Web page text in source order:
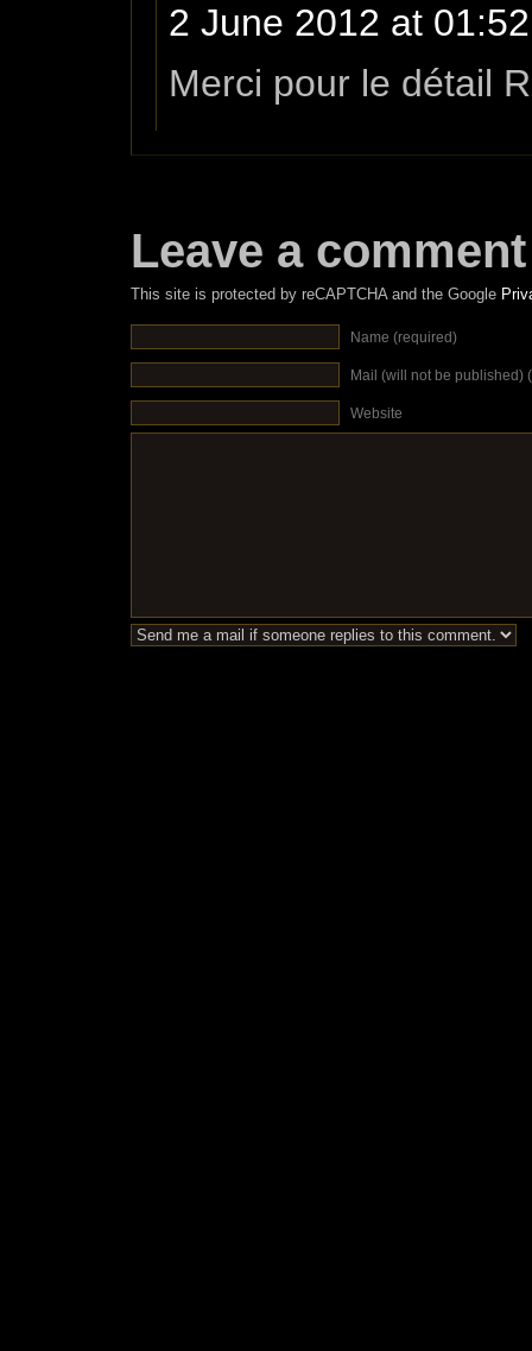
2 June 2012 at 01:52
Merci pour le détail
Leave a comment
This site is protected by reCAPTCHA and the Google
Name (required)
Mail (will not be published)
Website